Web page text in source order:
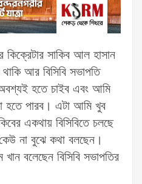
কিক্রেটার সাকিব আল হাসান
আর বিসিবি সভাপতি
হতে চাইব এবং আমি
হতে পারব। এটা আমি খুব
একথায় বিসিবিতে চলছে
না বুঝে কথা বলছেন।
খান বলেছেন বিসিবি সভাপতির